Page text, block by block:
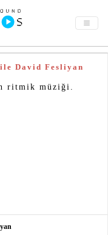
David Fesliyan
ritmik müziği.